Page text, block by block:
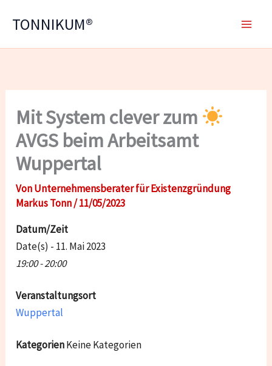
InhaltTONNIKUM®
Mit System clever zum
AVGS beim Arbeitsamt
Wuppertal
VonUnternehmensberater für Existenzgründung
Markus Tonn/11/05/2023
Datum/Zeit
Date(s) - 11. Mai 2023
19:00 - 20:00
Veranstaltungsort
Wuppertal
KategorienKeine Kategorien